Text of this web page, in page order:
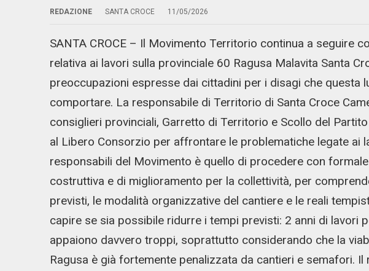
REDAZIONE SANTA CROCE 11/05/2026
SANTA CROCE – Il Movimento Territorio continua a seguire
relativa ai lavori sulla provinciale 60 Ragusa Malavita Santa
preoccupazioni espresse dai cittadini per i disagi che questa
comportare. La responsabile di Territorio di Santa Croce
consiglieri provinciali, Garretto di Territorio e Scollo del
al Libero Consorzio per affrontare le problematiche legate ai
responsabili del Movimento è quello di procedere con
costruttiva e di miglioramento per la collettività, per
previsti, le modalità organizzative del cantiere e le reali
capire se sia possibile ridurre i tempi previsti: 2 anni di lavori
appaiono davvero troppi, soprattutto considerando che la
Ragusa è già fortemente penalizzata da cantieri e semafori.